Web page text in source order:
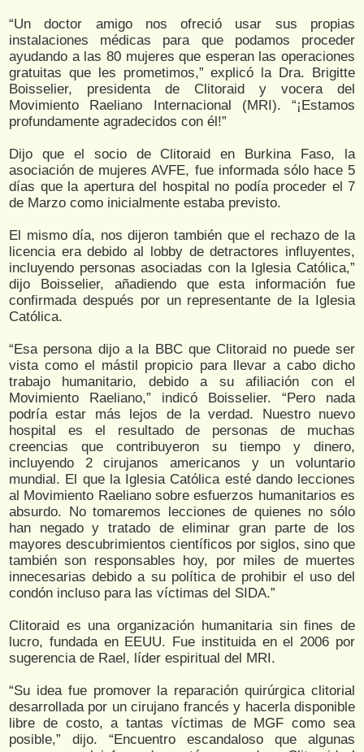
“Un doctor amigo nos ofreció usar sus propias
instalaciones médicas para que podamos proceder
ayudando a las 80 mujeres que esperan las operaciones
gratuitas que les prometimos,” explicó la Dra. Brigitte
Boisselier, presidenta de Clitoraid y vocera del
Movimiento Raeliano Internacional (MRI). “¡Estamos
profundamente agradecidos con él!”
Dijo que el socio de Clitoraid en Burkina Faso, la
asociación de mujeres AVFE, fue informada sólo hace 5
días que la apertura del hospital no podía proceder el 7
de Marzo como inicialmente estaba previsto.
El mismo día, nos dijeron también que el rechazo de la
licencia era debido al lobby de detractores influyentes,
incluyendo personas asociadas con la Iglesia Católica,”
dijo Boisselier, añadiendo que esta información fue
confirmada después por un representante de la Iglesia
Católica.
“Esa persona dijo a la BBC que Clitoraid no puede ser
vista como el mástil propicio para llevar a cabo dicho
trabajo humanitario, debido a su afiliación con el
Movimiento Raeliano,” indicó Boisselier. “Pero nada
podría estar más lejos de la verdad. Nuestro nuevo
hospital es el resultado de personas de muchas
creencias que contribuyeron su tiempo y dinero,
incluyendo 2 cirujanos americanos y un voluntario
mundial. El que la Iglesia Católica esté dando lecciones
al Movimiento Raeliano sobre esfuerzos humanitarios es
absurdo. No tomaremos lecciones de quienes no sólo
han negado y tratado de eliminar gran parte de los
mayores descubrimientos científicos por siglos, sino que
también son responsables hoy, por miles de muertes
innecesarias debido a su política de prohibir el uso del
condón incluso para las víctimas del SIDA.”
Clitoraid es una organización humanitaria sin fines de
lucro, fundada en EEUU. Fue instituida en el 2006 por
sugerencia de Rael, líder espiritual del MRI.
“Su idea fue promover la reparación quirúrgica clitorial
desarrollada por un cirujano francés y hacerla disponible
libre de costo, a tantas víctimas de MGF como sea
posible,” dijo. “Encuentro escandaloso que algunas